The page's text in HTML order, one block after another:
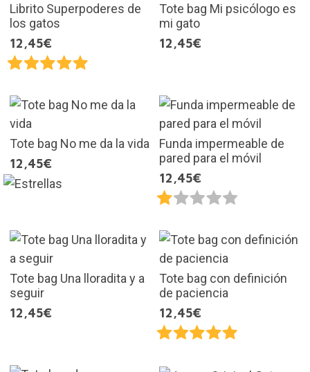
Librito Superpoderes de
los gatos
12,45€
Tote bag Mi psicólogo es
mi gato
12,45€
Tote bag No me da la vida
12,45€
Funda impermeable de
pared para el móvil
12,45€
Tote bag Una lloradita y a
seguir
12,45€
Tote bag con definición
de paciencia
12,45€